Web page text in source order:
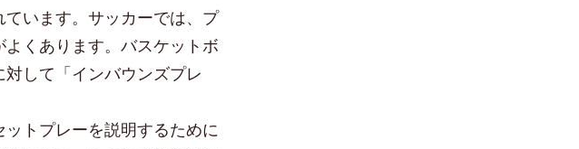
います。サッカーでは、プ
くあります。バスケットボ
して「インバウンズプレ
トプレーを説明するために